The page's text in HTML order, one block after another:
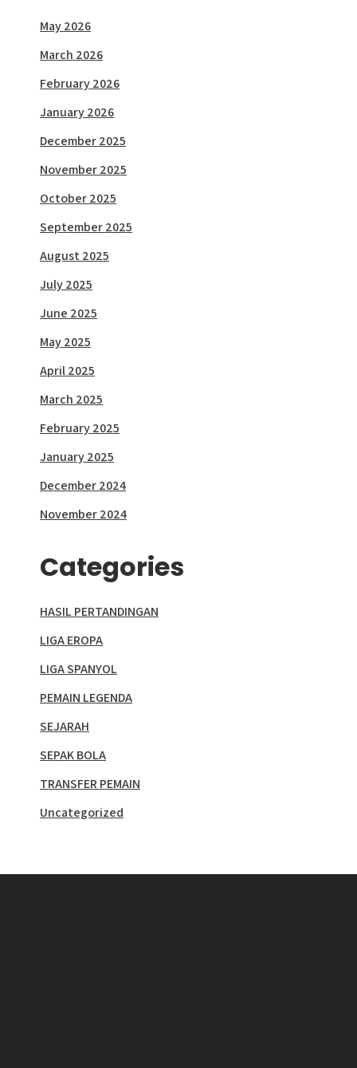
May 2026
March 2026
February 2026
January 2026
December 2025
November 2025
October 2025
September 2025
August 2025
July 2025
June 2025
May 2025
April 2025
March 2025
February 2025
January 2025
December 2024
November 2024
Categories
HASIL PERTANDINGAN
LIGA EROPA
LIGA SPANYOL
PEMAIN LEGENDA
SEJARAH
SEPAK BOLA
TRANSFER PEMAIN
Uncategorized